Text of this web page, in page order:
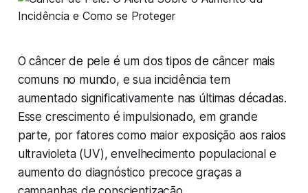
O câncer de pele é um dos tipos de câncer mais
comuns no mundo, e sua incidência tem
aumentado significativamente nas últimas décadas.
Esse crescimento é impulsionado, em grande
parte, por fatores como maior exposição aos raios
ultravioleta (UV), envelhecimento populacional e
aumento do diagnóstico precoce graças a